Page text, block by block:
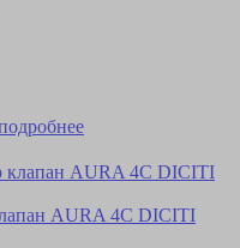
AURA 4C DICITI